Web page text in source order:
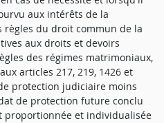
aux intérêts de la
du droit commun de la
aux droits et devoirs
des régimes matrimoniaux,
articles 217, 219, 1426 et
protection judiciaire moins
de protection future conclu
proportionnée et individualisée